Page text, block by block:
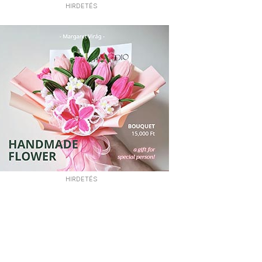
HIRDETÉS
HIRDETÉS